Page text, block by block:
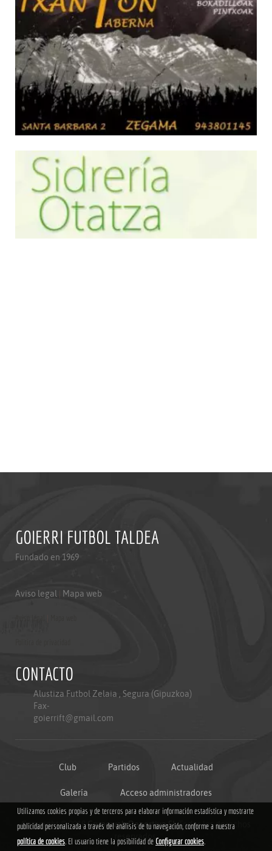
GOIERRI FUTBOL TALDEA
Fundado en 1969
Aviso legal Mapa web
CONTACTO
Alustiza Futbol Zelaia , Segura (Gipuzkoa)
Fax-
goierrift@gmail.com
Club Partidos Actualidad
Galería Acceso administradores
Copyright © 2018 Grupoweb Deportiva SL.Todos los derechos
reservados.
Utilizamos cookies propias y de terceros para elaborar información estadística y mostrarte
publicidad personalizada a través del análisis de tu navegación, conforme a nuestra
política de cookies. El usuario tiene la posibilidad de Configurar cookies.